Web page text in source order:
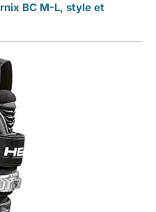
BC M-L, style et